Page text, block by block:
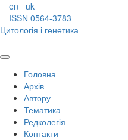
en
uk
ISSN 0564-3783
Цитологія і генетика
Головна
Архів
Автору
Тематика
Редколегія
Контакти